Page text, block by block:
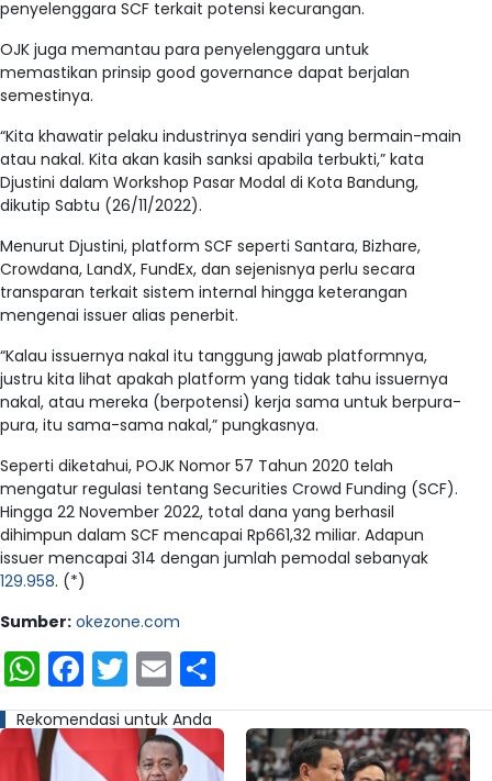
penyelenggara SCF terkait potensi kecurangan.
OJK juga memantau para penyelenggara untuk
memastikan prinsip good governance dapat berjalan
semestinya.
“Kita khawatir pelaku industrinya sendiri yang bermain-main
atau nakal. Kita akan kasih sanksi apabila terbukti,” kata
Djustini dalam Workshop Pasar Modal di Kota Bandung,
dikutip Sabtu (26/11/2022).
Menurut Djustini, platform SCF seperti Santara, Bizhare,
Crowdana, LandX, FundEx, dan sejenisnya perlu secara
transparan terkait sistem internal hingga keterangan
mengenai issuer alias penerbit.
“Kalau issuernya nakal itu tanggung jawab platformnya,
justru kita lihat apakah platform yang tidak tahu issuernya
nakal, atau mereka (berpotensi) kerja sama untuk berpura-
pura, itu sama-sama nakal,” pungkasnya.
Seperti diketahui, POJK Nomor 57 Tahun 2020 telah
mengatur regulasi tentang Securities Crowd Funding (SCF).
Hingga 22 November 2022, total dana yang berhasil
dihimpun dalam SCF mencapai Rp661,32 miliar. Adapun
issuer mencapai 314 dengan jumlah pemodal sebanyak
129.958. (*)
Sumber: okezone.com
WhatsApp
Facebook
Twitter
Email
Rekomendasi untuk Anda